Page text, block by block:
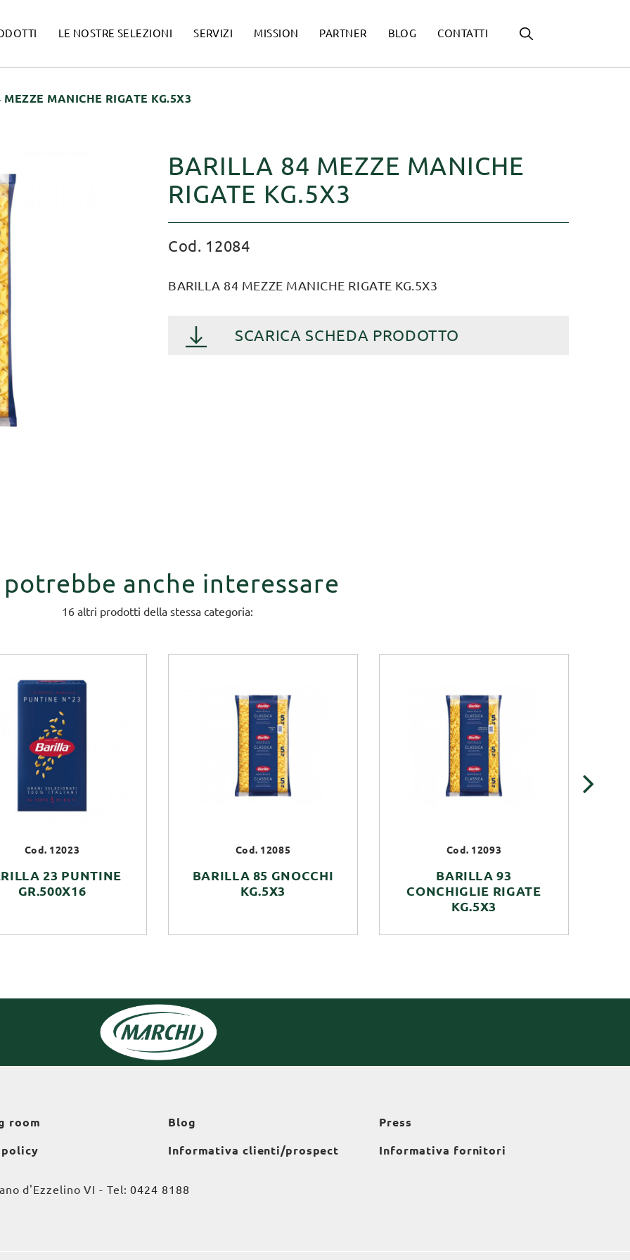
LE NOSTRE SELEZIONI SERVIZI MISSION PARTNER BLOG CONTATTI
MANICHE RIGATE KG.5X3
BARILLA 84 MEZZE MANICHE
RIGATE KG.5X3
Cod. 12084
BARILLA 84 MEZZE MANICHE RIGATE KG.5X3
SCARICA SCHEDA PRODOTTO
potrebbe anche interessare
16 altri prodotti della stessa categoria:
Cod. 12023
23 PUNTINE
GR.500X16
Cod. 12085
BARILLA 85 GNOCCHI
KG.5X3
Cod. 12093
BARILLA 93
CONCHIGLIE RIGATE
KG.5X3
room
policy
Blog
Informativa clienti/prospect
Press
Informativa fornitori
d'Ezzelino VI - Tel:0424 8188